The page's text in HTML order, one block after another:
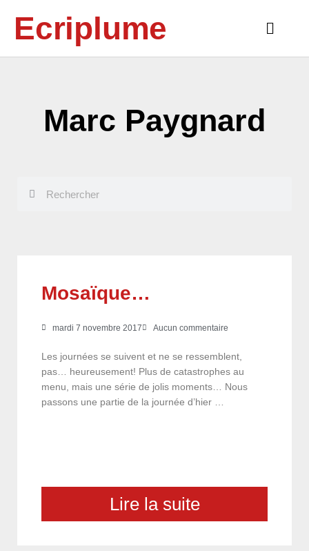
contenuEcriplume
Main
Marc Paygnard
Mosaïque…
mardi 7 novembre 2017 Aucun commentaire
Les journées se suivent et ne se ressemblent,
pas… heureusement! Plus de catastrophes au
menu, mais une série de jolis moments… Nous
passons une partie de la journée d’hier …
Lire la suite